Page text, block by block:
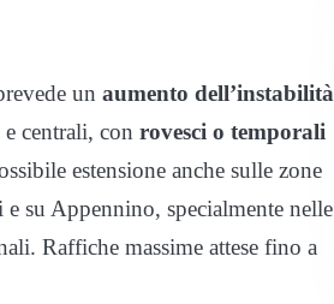
un aumento dell’instabilità
centrali, con rovesci o temporali
estensione anche sulle zone
su Appennino, specialmente nelle
Raffiche massime attese fino a